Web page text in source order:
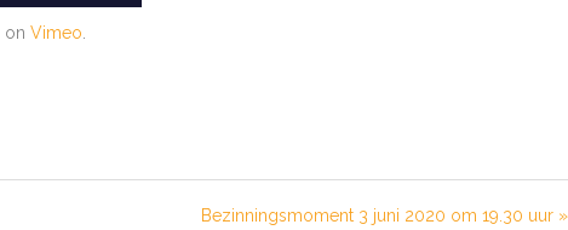
on Vimeo
Bezinningsmoment 3 juni 2020 om 19.30 uur »